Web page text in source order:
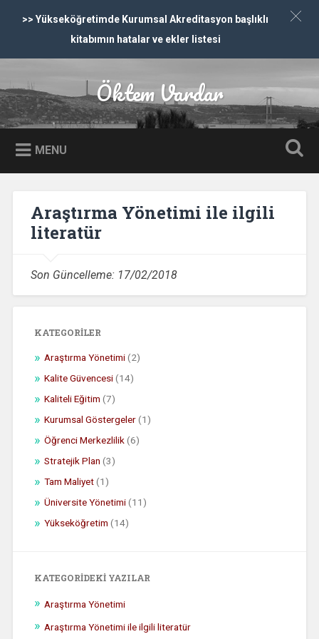
Ara
Öktem Vardar
MENU
Araştırma Yönetimi ile ilgili
literatür
Son Güncelleme: 17/02/2018
KATEGORILER
Araştırma Yönetimi(2)
Kalite Güvencesi(14)
Kaliteli Eğitim (7)
Kurumsal Göstergeler(1)
Öğrenci Merkezlilik(6)
Stratejik Plan (3)
Tam Maliyet(1)
Üniversite Yönetimi(11)
Yükseköğretim (14)
KATEGORIDEKI YAZILAR
Araştırma Yönetimi
Araştırma Yönetimi ile ilgili literatür
>> Yükseköğretimde Kurumsal Akreditasyon başlıklı
kitabımın hatalar ve ekler listesi